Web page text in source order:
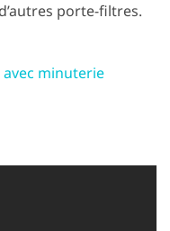
porte-filtres.
avec minuterie